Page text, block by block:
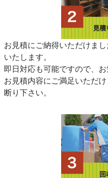
お見積にご納得いただけま
いたします。
即日対応も可能ですので、お
お見積内容にご満足いただ
断り下さい。